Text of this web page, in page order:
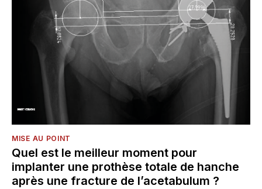
MISE AU POINT
Quel est le meilleur moment pour
implanter une prothèse totale de hanche
après une fracture de l’acetabulum ?